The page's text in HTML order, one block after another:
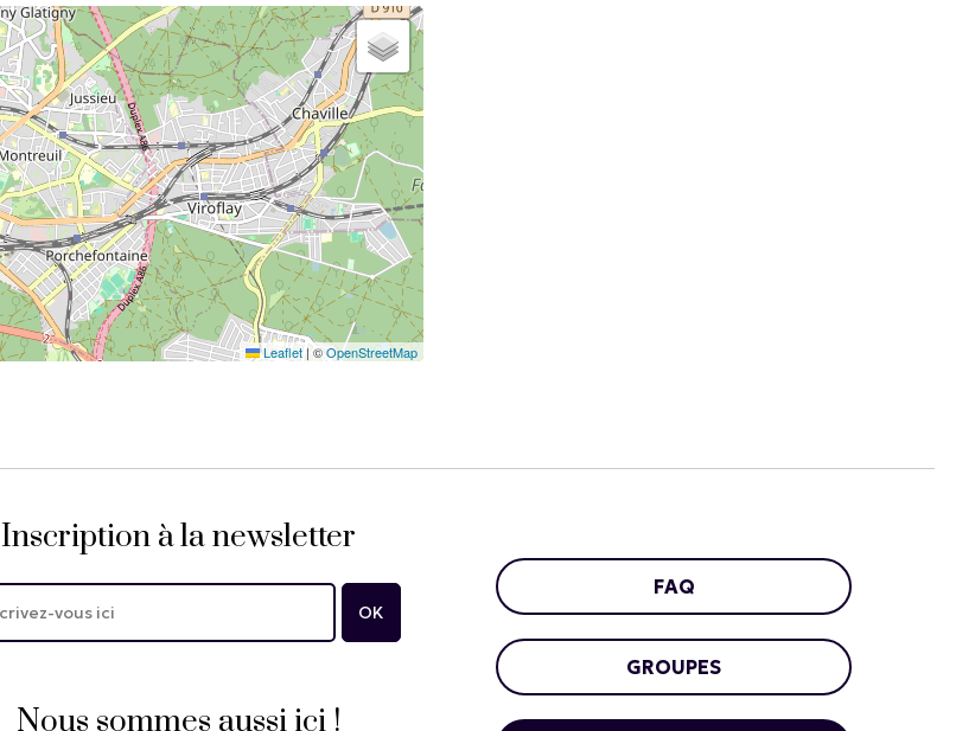
Leaflet |©OpenStreetMap
Inscription à la newsletter
Nous sommes aussi ici !
FAQ
GROUPES